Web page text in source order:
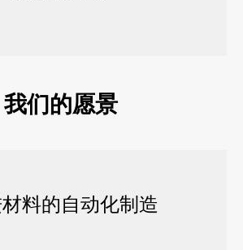
我们的愿景
料的自动化制造